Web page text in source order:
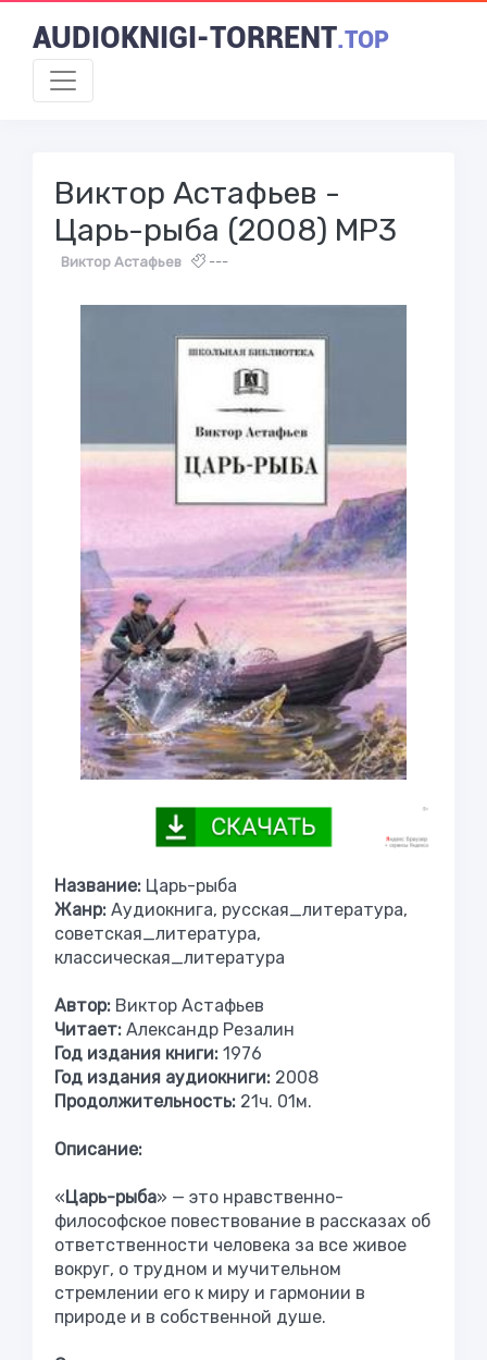
AUDIOKNIGI-TORRENT.TOP
Виктор Астафьев -
Царь-рыба (2008) MP3
Виктор Астафьев ---
Название: Царь-рыба
Жанр: Аудиокнига, русская_литература,
советская_литература,
классическая_литература
Автор: Виктор Астафьев
Читает: Александр Резалин
Год издания книги: 1976
Год издания аудиокниги: 2008
Продолжительность: 21ч. 01м.
Описание:
«Царь-рыба» — это нравственно-
философское повествование в рассказах об
ответственности человека за все живое
вокруг, о трудном и мучительном
стремлении его к миру и гармонии в
природе и в собственной душе.